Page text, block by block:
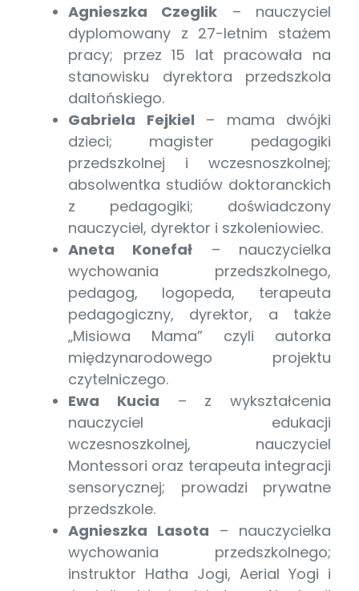
Agnieszka Czeglik – nauczyciel
dyplomowany z 27-letnim stażem
pracy; przez 15 lat pracowała na
stanowisku dyrektora przedszkola
daltońskiego.
Gabriela Fejkiel – mama dwójki
dzieci; magister pedagogiki
przedszkolnej i wczesnoszkolnej;
absolwentka studiów doktoranckich
z pedagogiki; doświadczony
nauczyciel, dyrektor i szkoleniowiec.
Aneta Konefał – nauczycielka
wychowania przedszkolnego,
pedagog, logopeda, terapeuta
pedagogiczny, dyrektor, a także
„Misiowa Mama” czyli autorka
międzynarodowego projektu
czytelniczego.
Ewa Kucia – z wykształcenia
nauczyciel edukacji
wczesnoszkolnej, nauczyciel
Montessori oraz terapeuta integracji
sensorycznej; prowadzi prywatne
przedszkole.
Agnieszka Lasota – nauczycielka
wychowania przedszkolnego;
instruktor Hatha Jogi, Aerial Yogi i